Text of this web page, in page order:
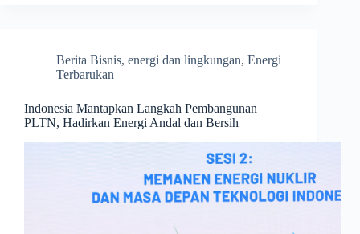
Berita Bisnis, energi dan lingkungan, Energi
Terbarukan
Indonesia Mantapkan Langkah Pembangunan
PLTN, Hadirkan Energi Andal dan Bersih